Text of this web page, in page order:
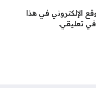
الإلكتروني في هذا
في تعليقي.